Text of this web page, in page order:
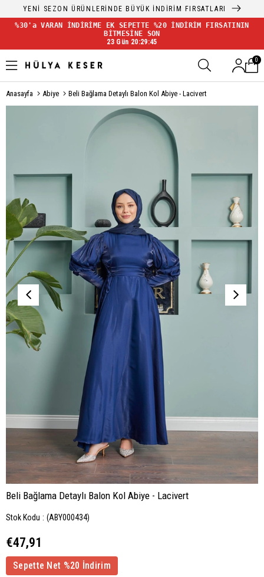
YENİ SEZON ÜRÜNLERİNDE BÜYÜK İNDİRİM FIRSATLARI
%30'a VARAN İNDİRİME EK SEPETTE %20 İNDİRİM FIRSATININ
BİTMESİNE SON
23 Gün 20:29:44
0
Anasayfa Abiye Beli Bağlama Detaylı Balon Kol Abiye - Lacivert
Beli Bağlama Detaylı Balon Kol Abiye - Lacivert
Stok Kodu (ABY000434)
€47,91
Sepette Net %20 İndirim